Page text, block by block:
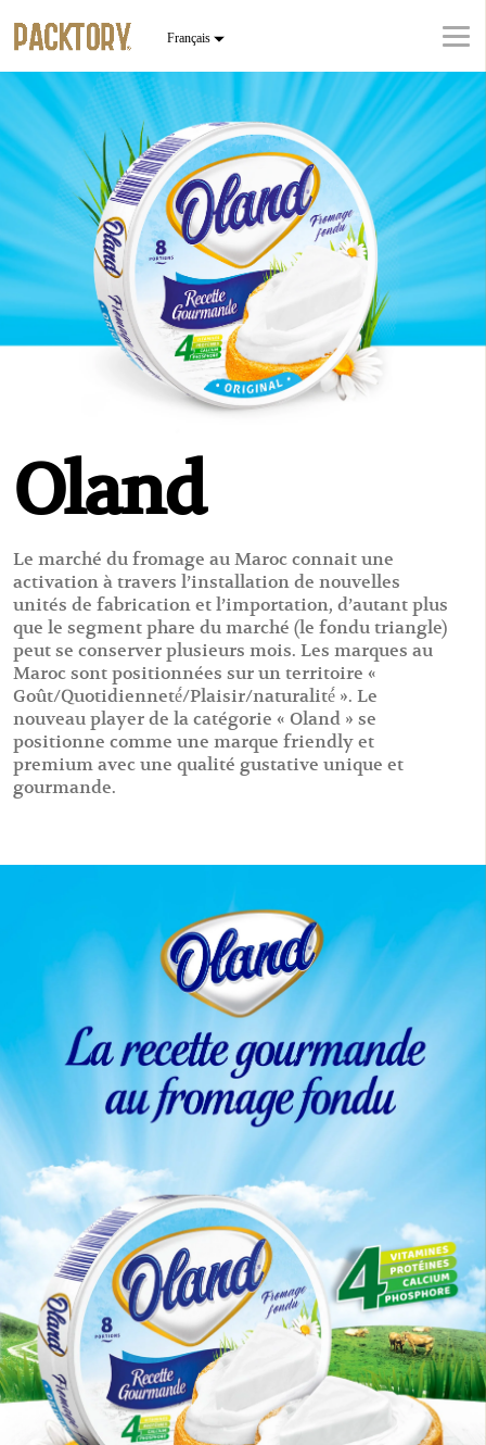
Oland
Le marché du fromage au Maroc connait une
activation à travers l’installation de nouvelles
unités de fabrication et l’importation, d’autant plus
que le segment phare du marché (le fondu triangle)
peut se conserver plusieurs mois. Les marques au
Maroc sont positionnées sur un territoire «
Goût/Quotidienneté́/Plaisir/naturalité́ ». Le
nouveau player de la catégorie « Oland » se
positionne comme une marque friendly et
premium avec une qualité gustative unique et
gourmande.